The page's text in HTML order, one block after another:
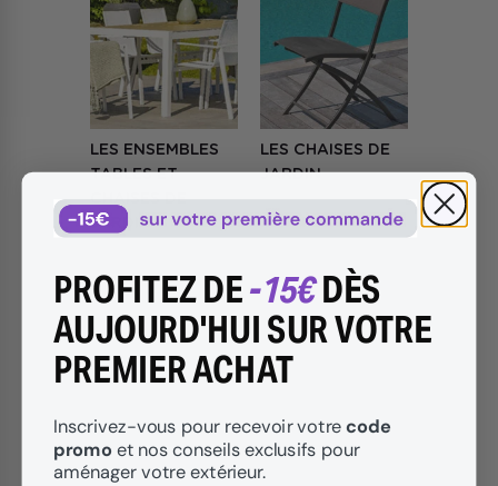
LES ENSEMBLES
TABLES ET
CHAISES DE
JARDIN
LES CHAISES DE
JARDIN
PROFITEZ DE-15€DÈS
AUJOURD'HUI SUR VOTRE
PREMIER ACHAT
Inscrivez-vous pour recevoir votrecode
promo et nos conseils exclusifs pour
aménager votre extérieur.